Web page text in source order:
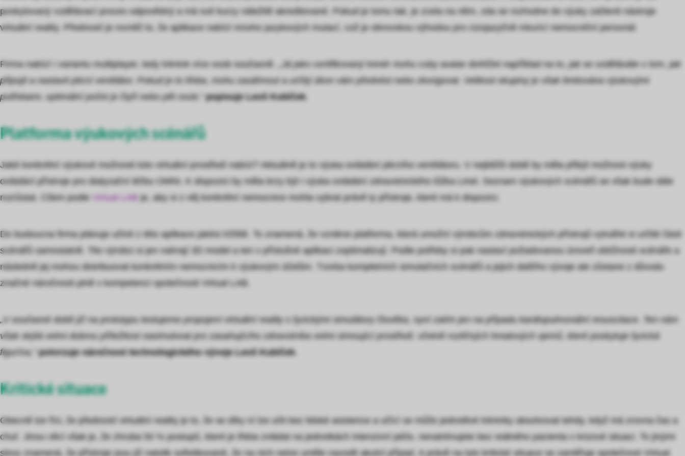
poskytovaný vzdělávací proces odpovědný a má své kurzy náležitě akreditované. Pokud je tomu tak, je zcela na něm, zda se rozhodne do výuky začlenit nástroje
virtuální reality. Předností je rovněž to, že aplikace nabízí mnoho jazykových mutací, což je obrovskou výhodou pro cizojazyčně mluvící nemocniční personál.
Firma nabízí i variantu multiplayer, tedy trénink více osob současně.
„Já jako certifikovaný trenér mohu coby avatar dohlížet například na to, jak se vzděláváte v tom, jak
připojit a nastavit plicní ventilátor. Pokud je to třeba, mohu zasáhnout a určitý úkon vám předvést nebo zkorigovat. Velikost skupiny je však limitována výukovými
potřebami, optimální počet je čtyři nebo pět osob,“
popisuje Leoš Kubíček.
Platforma výukových scénářů
Jaké konkrétní výukové možnosti toto virtuální prostředí nabízí? Aktuálně je to výuka ovládání plicního ventilátoru. V nejbližší době by měla přibýt možnost výuky
ovládání přístroje pro dialyzační léčbu OMNI. K dispozici by měla brzy být i výuka ovládání zdravotnického lůžka Linet. Seznam výukových scénářů se však bude dále
rozrůstat. Cílem podle
Virtual LAB je, aby si z něj konkrétní nemocnice mohla vybrat právě ty přístroje, které má k dispozici.
Do budoucna firma plánuje učinit z této aplikace jakési tržiště. To znamená, že vznikne platforma, která umožní výrobcům zdravotnických přístrojů vytvářet si určité části
scénářů samostatně. Tito výrobci si jen nahrají 3D model a ten v příslušné aplikaci zoptimalizují. Podle potřeby si pak nastaví požadovanou úroveň obtížnosti scénáře a
následně jej mohou distribuovat konkrétním nemocnicím k výukovým účelům. Tvorba kompletních simulačních scénářů a jejich dalšího vývoje ale zůstane z důvodu
značné náročnosti plně v kompetenci společnosti Virtual LAB.
„V současné době již na prototypu testujeme propojení virtuální reality s fyzickými simulátory člověka, nyní zatím jen na případu kardiopulmonální resuscitace. Ten nám
však skýtá velmi dobrou příležitost nasimulovat pro zasahujícího zdravotníka velmi stresující prostředí, včetně rozličných hmatových vjemů, které poskytuje fyzická
figurína,“
potvrzuje náročnost technologického vývoje Leoš Kubíček.
Kritické situace
Obecně lze říci, že předností virtuální reality je to, že se díky ní lze učit bez lidské asistence a učící se může jednotlivé tréninky absolvovat tehdy, když má zrovna čas a
chuť. Jinou věcí však je, že zhruba 50 % postupů, které je třeba zvládat na jednotkách intenzivní péče, nenatrénujete bez reálného pacienta v krizové situaci. To jinými
slovy znamená, že přístroje jsou již natolik sofistikované, že na nich nelze uměle navodit akutní případ. A právě na tyto kritické situace se zaměřuje společnost Virtual